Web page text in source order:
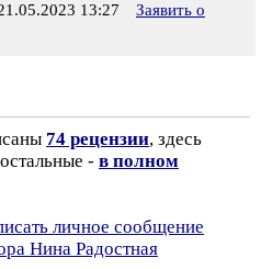
13:27
Заявить о
74 рецензии, здесь
- в полном
личное сообщение
Нина Радостная